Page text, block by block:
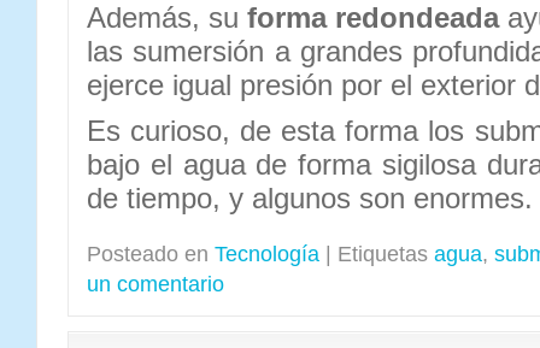
Además, suforma redondeada
las sumersión a grandes
ejerce igual presión por el exterior
Es curioso, de esta forma los
bajo el agua de forma sigilosa
de tiempo, y algunos son enormes.
Posteado en Tecnología Etiquetas agua,
un comentario